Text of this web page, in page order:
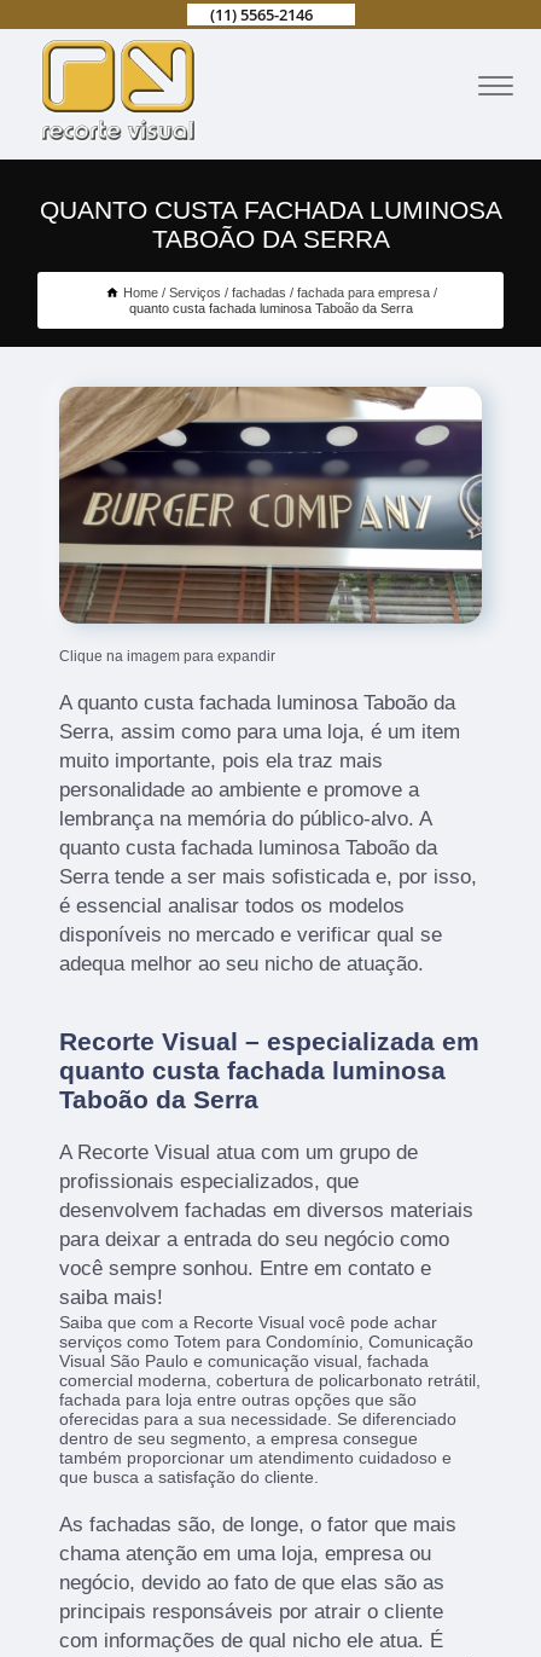
(11) 5565-2146
QUANTO CUSTA FACHADA LUMINOSA
TABOÃO DA SERRA
Home Serviços fachadas
fachada para empresa
quanto custa fachada luminosa Taboão da Serra
Clique na imagem para expandir
A quanto custa fachada luminosa Taboão da
Serra, assim como para uma loja, é um item
muito importante, pois ela traz mais
personalidade ao ambiente e promove a
lembrança na memória do público-alvo. A
quanto custa fachada luminosa Taboão da
Serra tende a ser mais sofisticada e, por isso,
é essencial analisar todos os modelos
disponíveis no mercado e verificar qual se
adequa melhor ao seu nicho de atuação.
Recorte Visual – especializada em
quanto custa fachada luminosa
Taboão da Serra
A Recorte Visual atua com um grupo de
profissionais especializados, que
desenvolvem fachadas em diversos materiais
para deixar a entrada do seu negócio como
você sempre sonhou. Entre em contato e
saiba mais!
Saiba que com a Recorte Visual você pode achar
serviços como Totem para Condomínio, Comunicação
Visual São Paulo e comunicação visual, fachada
comercial moderna, cobertura de policarbonato retrátil,
fachada para loja entre outras opções que são
oferecidas para a sua necessidade. Se diferenciado
dentro de seu segmento, a empresa consegue
também proporcionar um atendimento cuidadoso e
que busca a satisfação do cliente.
As fachadas são, de longe, o fator que mais
chama atenção em uma loja, empresa ou
negócio, devido ao fato de que elas são as
principais responsáveis por atrair o cliente
com informações de qual nicho ele atua. É